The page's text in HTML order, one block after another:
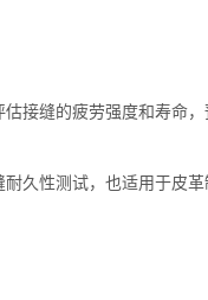
接缝的疲劳强度和寿命
久性测试，也适用于皮